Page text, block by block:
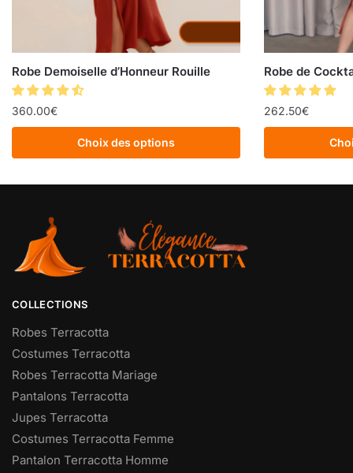
Robe Demoiselle d’Honneur Rouille
360.00€
Choix des options
Robe de
262.50€
COLLECTIONS
Robes Terracotta
Costumes Terracotta
Robes Terracotta Mariage
Pantalons Terracotta
Jupes Terracotta
Costumes Terracotta Femme
Pantalon Terracotta Homme